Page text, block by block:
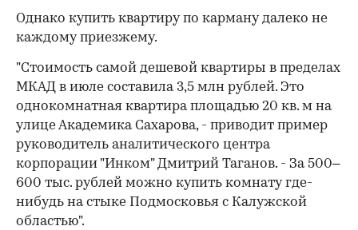
Однако купить квартиру по карману далеко не
каждому приезжему.
"Стоимость самой дешевой квартиры в пределах
МКАД в июле составила 3,5 млн рублей. Это
однокомнатная квартира площадью 20 кв. м на
улице Академика Сахарова, - приводит пример
руководитель аналитического центра
корпорации "Инком" Дмитрий Таганов. - За 500–
600 тыс. рублей можно купить комнату где-
нибудь на стыке Подмосковья с Калужской
областью".